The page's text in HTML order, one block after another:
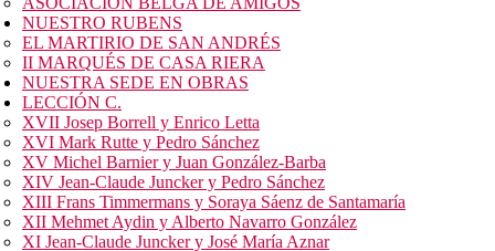
NUESTRO RUBENS
EL MARTIRIO DE SAN ANDRÉS
II MARQUÉS DE CASA RIERA
NUESTRA SEDE EN OBRAS
LECCIÓN C.
XVII Josep Borrell y Enrico Letta
XVI Mark Rutte y Pedro Sánchez
XV Michel Barnier y Juan González-Barba
XIV Jean-Claude Juncker y Pedro Sánchez
XIII Frans Timmermans y Soraya Sáenz de Santamaría
XII Mehmet Aydin y Alberto Navarro González
XI Jean-Claude Juncker y José María Aznar